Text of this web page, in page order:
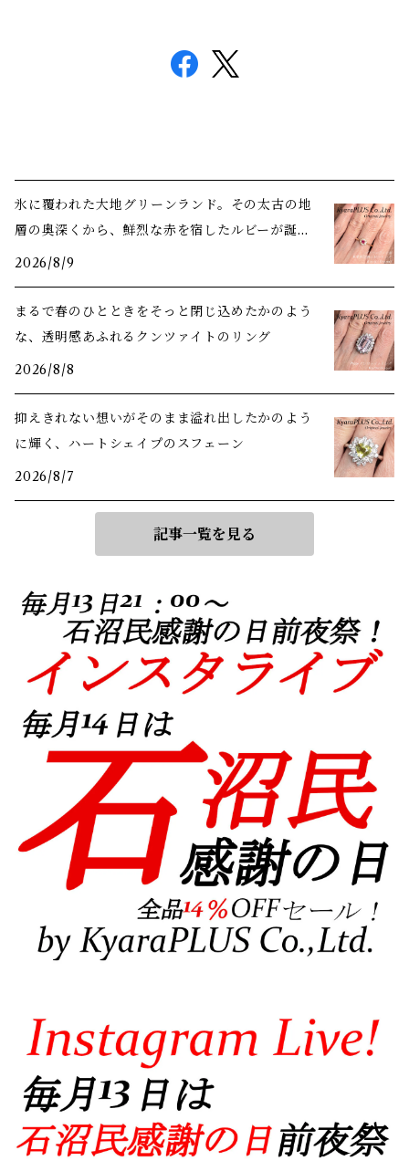
氷に覆われた大地――グリーンランド。その太古の地
層の奥深くから、鮮烈な赤を宿したルビーが誕生
しました
2026/8/9
まるで春のひとときをそっと閉じ込めたかのよう
な、透明感あふれるクンツァイトのリング
2026/8/8
抑えきれない想いがそのまま溢れ出したかのよう
に輝く、ハートシェイプのスフェーン
2026/8/7
記事一覧を見る